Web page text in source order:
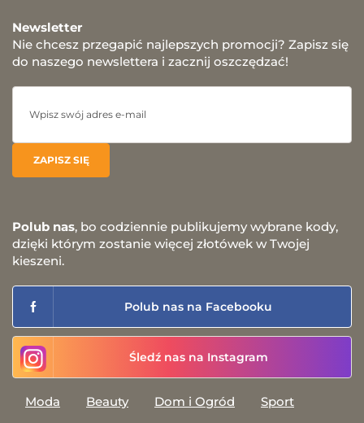
Newsletter
Nie chcesz przegapić najlepszych promocji? Zapisz się
do naszego newslettera i zacznij oszczędzać!
Polub nas, bo codziennie publikujemy wybrane kody,
dzięki którym zostanie więcej złotówek w Twojej
kieszeni.
Polub nas na Facebooku
Śledź nas na Instagram
Moda Beauty Dom i Ogród
Sport